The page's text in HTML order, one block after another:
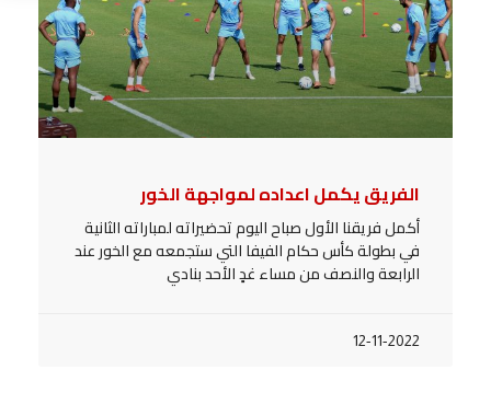
الفريق يكمل اعداده لمواجهة الخور
أكمل فريقنا الأول صباح اليوم تحضيراته لمباراته الثانية
في بطولة كأس حكام الفيفا التي ستجمعه مع الخور عند
الرابعة والنصف من مساء غدٍ الأحد بنادي
12-11-2022